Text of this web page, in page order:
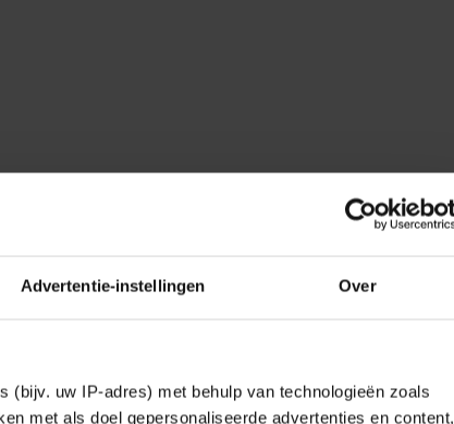
Advertentie-instellingen Over
(bijv. uw IP-adres) met behulp van technologieën zoals
met als doel gepersonaliseerde advertenties en content,